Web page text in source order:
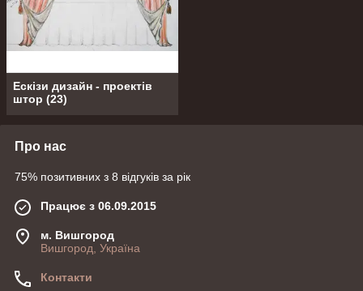
Ескізи дизайн - проектів
штор (23)
Про нас
75% позитивних з 8 відгуків за рік
Працює з 06.09.2015
м. Вишгород
Вишгород, Україна
Контакти